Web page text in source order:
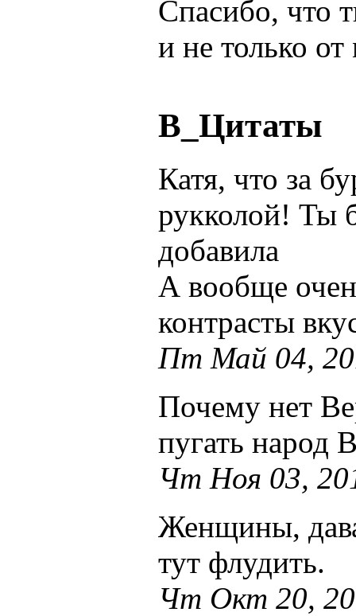
Спасибо, что
и не только
В_Цитаты
Катя, что за
рукколой! Ты
добавила
А вообще
контрасты
Пт Май 04,
Почему нет
пугать народ
Чт Ноя 03,
Женщины,
тут флудить.
Чт Окт 20,